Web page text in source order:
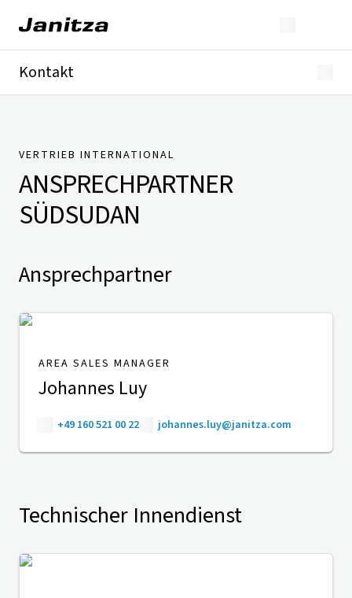
Kontakt
Presse
VERTRIEB INTERNATIONAL
ANSPRECHPARTNER
SÜDSUDAN
Ansprechpartner
AREA SALES MANAGER
Johannes Luy
+49 160 521 00 22 johannes.luy@janitza.com
Technischer Innendienst